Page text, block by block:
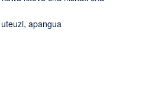
apangua